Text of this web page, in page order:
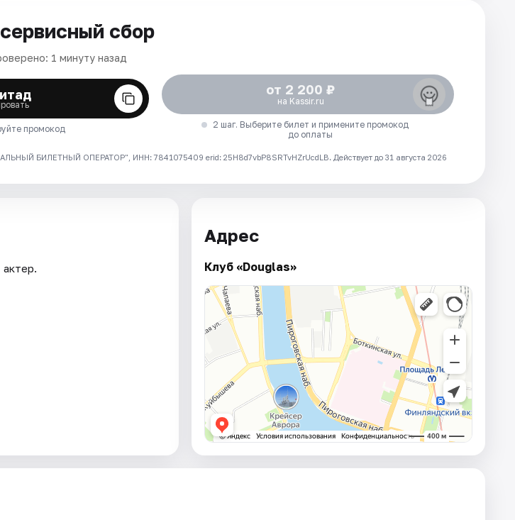
сбор
1 минуту назад
промокод
от 2 200 ₽
на Kassir.ru
2 шаг. Выберите билет и примените промокод
до оплаты
БИЛЕТНЫЙ ОПЕРАТОР", ИНН: 7841075409 erid: 25H8d7vbP8SRTvHZrUcdLB. Действует до 31 августа 2026
актер.
Адрес
Клуб «Douglas»